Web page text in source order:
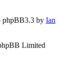
phpBB3.3 by Ian
Limited